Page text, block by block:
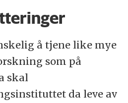
å tjene like mye
som på
skal
da leve av